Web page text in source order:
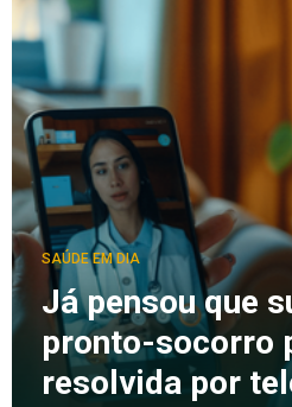
SAÚDE EM DIA
Já pensou que
pronto-socorro
resolvida por